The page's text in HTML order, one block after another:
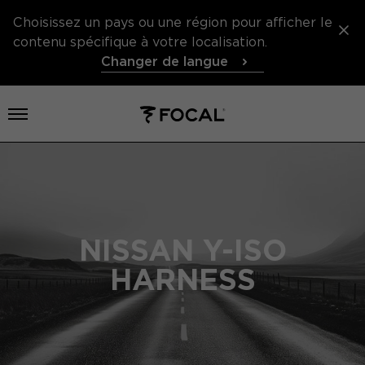
Choisissez un pays ou une région pour afficher le
contenu spécifique à votre localisation.
Changer de langue
打开菜单
NISSAN Y-ISO
HARNESS